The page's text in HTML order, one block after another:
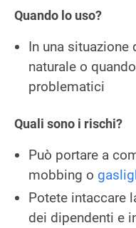
Quando lo uso?
In una situazione
naturale o
problematici
Quali sono i rischi?
Può portare a
mobbing o
Potete intaccare
dei dipendenti e